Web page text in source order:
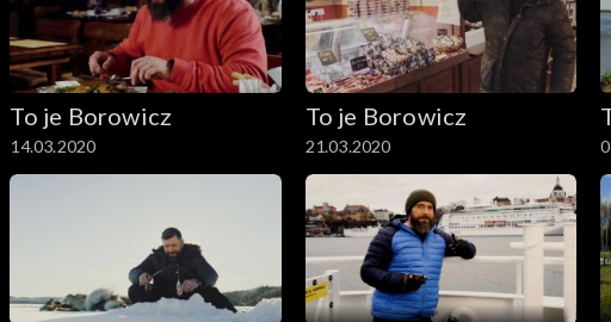
To je Borowicz
14.03.2020
To je Borowicz
21.03.2020